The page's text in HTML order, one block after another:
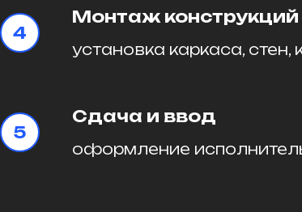
Монтаж конструкций
установка каркаса, стен,
Сдача и ввод
оформление